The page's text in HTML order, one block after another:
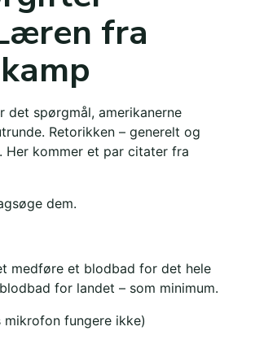
fra
det spørgmål, amerikanerne
Retorikken – generelt og
kommer et par citater fra
dem.
medføre et blodbad for det hele
for landet – som minimum.
mikrofon fungere ikke)